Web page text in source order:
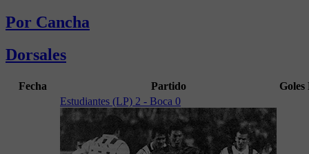
Por Cancha
Dorsales
Fecha Partido Goles
Estudiantes (LP) 2 - Boca 0